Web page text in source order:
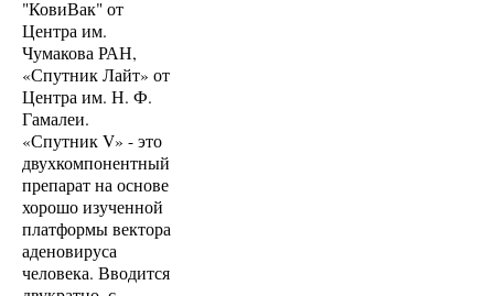
"КовиВак" от
Центра им.
Чумакова РАН,
«Спутник Лайт» от
Центра им. Н. Ф.
Гамалеи.
«Спутник V» - это
двухкомпонентный
препарат на основе
хорошо изученной
платформы вектора
аденовируса
человека. Вводится